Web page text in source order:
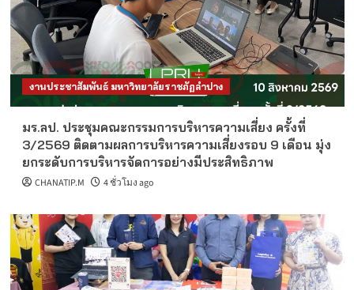
งานประชาสัมพันธ์ มหาวิทยาลัยราชภัฏลำปาง
มร.ลป. ประชุมคณะกรรมการบริหารความเสี่ยง ครั้งที่
3/2569 ติดตามผลการบริหารความเสี่ยงรอบ 9 เดือน มุ่ง
ยกระดับการบริหารจัดการอย่างมีประสิทธิภาพ
CHANATIP.M 4 ชั่วโมง ago